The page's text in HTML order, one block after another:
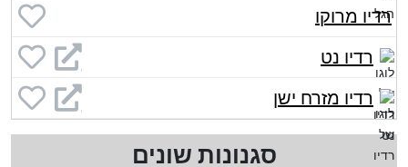
רדיו מרוקו
רדיו נט
רדיו מזרח ישן
סגנונות שונים